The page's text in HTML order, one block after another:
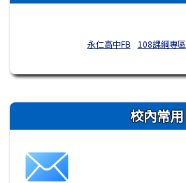
永仁高中FB 108課綱專區
右邊區域內容 校內常用